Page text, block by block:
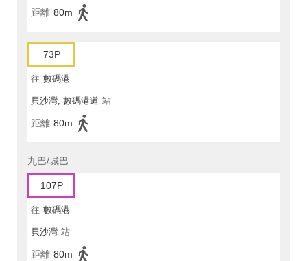
距離 80m
73P
往 數碼港
貝沙灣, 數碼港道 站
距離 80m
九巴/城巴
107P
往 數碼港
貝沙灣 站
距離 80m